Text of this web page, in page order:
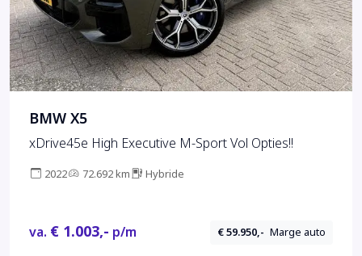
BMW X5
xDrive45e High Executive M-Sport Vol Opties!!
2022 72.692 km Hybride
va. € 1.003,- p/m € 59.950,- Marge auto